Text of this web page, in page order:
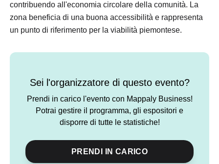
contribuendo all'economia circolare della comunità. La
zona beneficia di una buona accessibilità e rappresenta
un punto di riferimento per la viabilità piemontese.
Sei l'organizzatore di questo evento?
Prendi in carico l'evento con Mappaly Business!
Potrai gestire il programma, gli espositori e
disporre di tutte le statistiche!
PRENDI IN CARICO